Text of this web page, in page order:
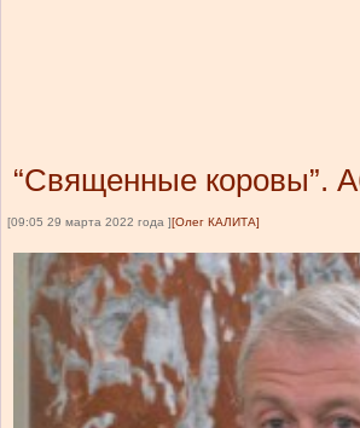
“Священные коровы”.
[09:05 29 марта 2022 года ] [Олег КАЛИТА]